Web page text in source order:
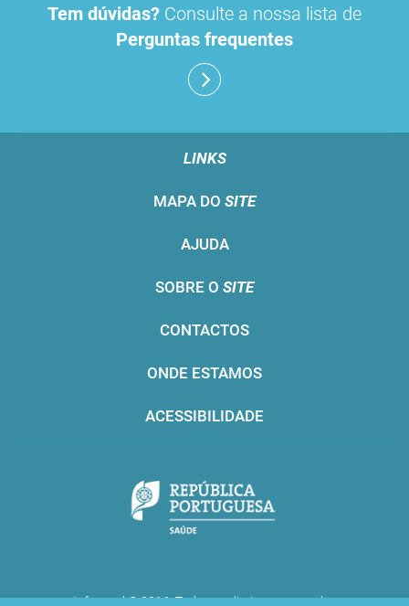
Tem dúvidas? Consulte a nossa lista de
Perguntas frequentes
LINKS
MAPA DO SITE
AJUDA
SOBRE O SITE
CONTACTOS
ONDE ESTAMOS
ACESSIBILIDADE
Infarmed © 2016. Todos os direitos reservados